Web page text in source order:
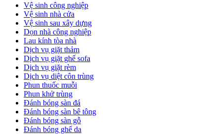
Vệ sinh công nghiệp
Vệ sinh nhà cửa
Vệ sinh sau xây dựng
Dọn nhà công nghiệp
Lau kính tòa nhà
Dịch vụ giặt thảm
Dịch vụ giặt ghế sofa
Dịch vụ giặt rèm
Dịch vụ diệt côn trùng
Phun thuốc muỗi
Phun khử trùng
Đánh bóng sàn đá
Đánh bóng sàn bê tông
Đánh bóng sàn gỗ
Đánh bóng ghế da